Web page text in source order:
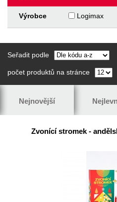
Výrobce Logimax
Seřadit podle
počet produktů na stránce
Nejnovější
Zvonící stromek -